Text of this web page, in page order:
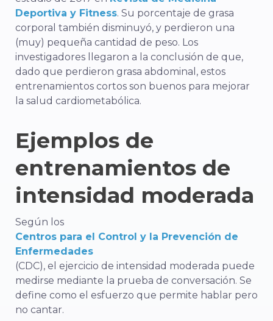
Deportiva y Fitness. Su porcentaje de grasa
corporal también disminuyó, y perdieron una
(muy) pequeña cantidad de peso. Los
investigadores llegaron a la conclusión de que,
dado que perdieron grasa abdominal, estos
entrenamientos cortos son buenos para mejorar
la salud cardiometabólica.
Ejemplos de
entrenamientos de
intensidad moderada
Según los
Centros para el Control y la Prevención de
Enfermedades
(CDC), el ejercicio de intensidad moderada puede
medirse mediante la prueba de conversación. Se
define como el esfuerzo que permite hablar pero
no cantar.